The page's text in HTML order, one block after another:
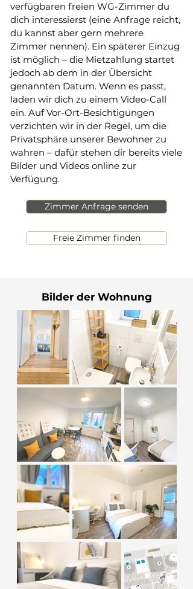
verfügbaren freien WG-Zimmer du
dich interessierst (eine Anfrage reicht,
du kannst aber gern mehrere
Zimmer nennen). Ein späterer Einzug
ist möglich – die Mietzahlung startet
jedoch ab dem in der Übersicht
genannten Datum. Wenn es passt,
laden wir dich zu einem Video-Call
ein. Auf Vor-Ort-Besichtigungen
verzichten wir in der Regel, um die
Privatsphäre unserer Bewohner zu
wahren – dafür stehen dir bereits viele
Bilder und Videos online zur
Verfügung.
Zimmer Anfrage senden
Freie Zimmer finden
Bilder der Wohnung